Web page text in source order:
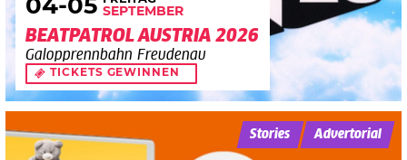
04-05 SEPTEMBER
BEATPATROL AUSTRIA 2026
Galopprennbahn Freudenau
TICKETS GEWINNEN
Stories Advertorial